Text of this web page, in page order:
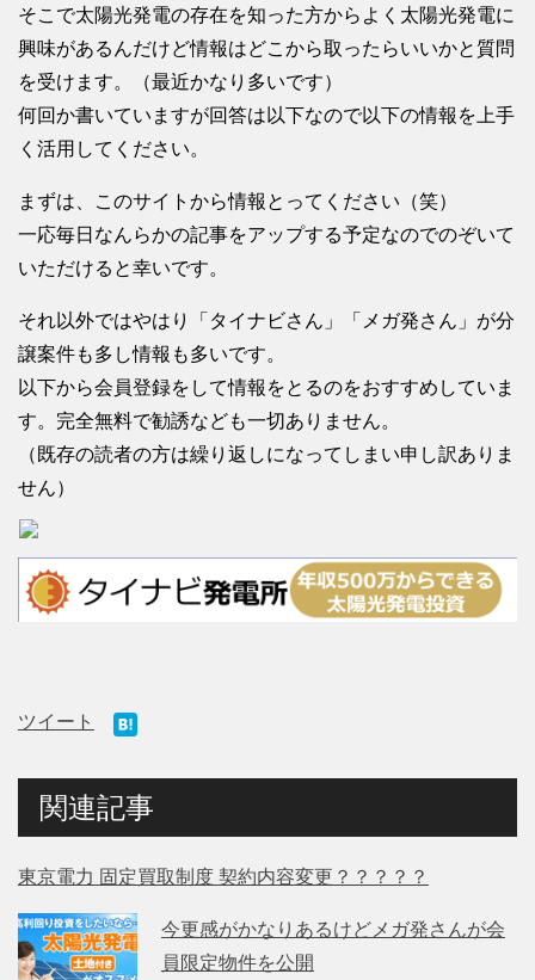
そこで太陽光発電の存在を知った方からよく太陽光発電に
興味があるんだけど情報はどこから取ったらいいかと質問
を受けます。（最近かなり多いです）
何回か書いていますが回答は以下なので以下の情報を上手
く活用してください。
まずは、このサイトから情報とってください（笑）
一応毎日なんらかの記事をアップする予定なのでのぞいて
いただけると幸いです。
それ以外ではやはり「タイナビさん」「メガ発さん」が分
譲案件も多し情報も多いです。
以下から会員登録をして情報をとるのをおすすめしていま
す。完全無料で勧誘なども一切ありません。
（既存の読者の方は繰り返しになってしまい申し訳ありま
せん）
ツイート
関連記事
東京電力 固定買取制度 契約内容変更？？？？？
今更感がかなりあるけどメガ発さんが会
員限定物件を公開